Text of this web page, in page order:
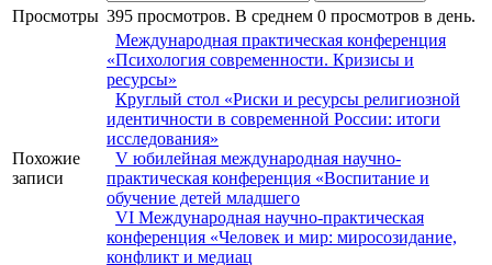
Просмотры 395 просмотров. В среднем 0 просмотров в день.
Похожие
записи
Международная практическая конференция
«Психология современности. Кризисы и
ресурсы»
Круглый стол «Риски и ресурсы религиозной
идентичности в современной России: итоги
исследования»
V юбилейная международная научно-
практическая конференция «Воспитание и
обучение детей младшего
VI Международная научно-практическая
конференция «Человек и мир: миросозидание,
конфликт и медиац